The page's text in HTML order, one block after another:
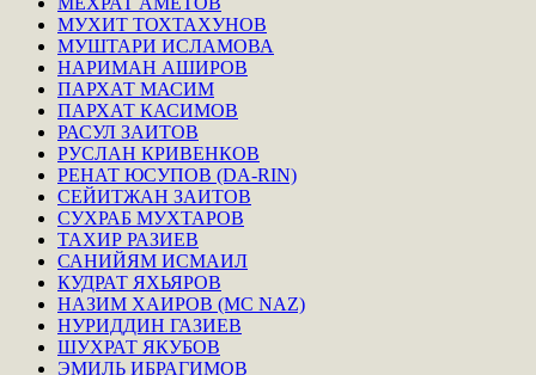
МУХИТ ТОХТАХУНОВ
МУШТАРИ ИСЛАМОВА
НАРИМАН АШИРОВ
ПАРХАТ МАСИМ
ПАРХАТ КАСИМОВ
РАСУЛ ЗАИТОВ
РУСЛАН КРИВЕНКОВ
РЕНАТ ЮСУПОВ (DA-RIN)
СЕЙИТЖАН ЗАИТОВ
СУХРАБ МУХТАРОВ
ТАХИР РАЗИЕВ
САНИЙЯМ ИСМАИЛ
КУДРАТ ЯХЬЯРОВ
НАЗИМ ХАИРОВ (MC NAZ)
НУРИДДИН ГАЗИЕВ
ШУХРАТ ЯКУБОВ
ЭМИЛЬ ИБРАГИМОВ